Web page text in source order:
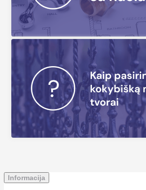
Informacija